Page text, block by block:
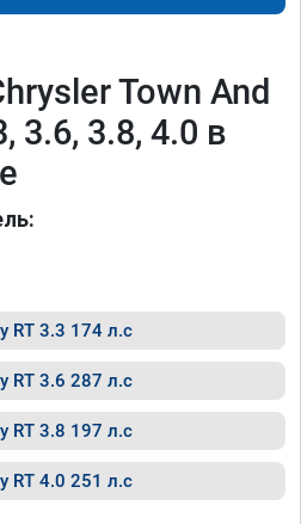
Town And
3.6, 3.8, 4.0 в
RT 3.3 174 л.с
RT 3.6 287 л.с
RT 3.8 197 л.с
RT 4.0 251 л.с